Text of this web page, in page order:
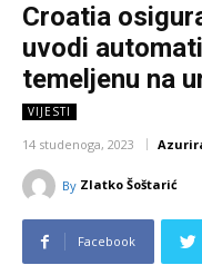
Croatia
uvodi
temeljenu na
VIJESTI
14 studenoga, 2023
By Zlatko Šoštarić
Facebook